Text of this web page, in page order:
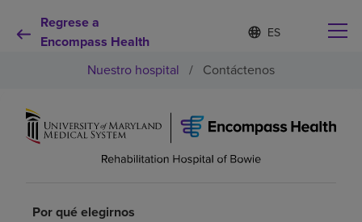
Regrese a
Encompass Health
Lista
de
contraída
d
o
e
e
Por qué debe elegirnos
Nuestro hospital / Contáctenos
Por qué elegirnos